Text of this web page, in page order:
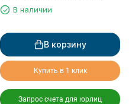
пластиком 75660
В наличии
В корзину
Купить в 1 клик
Запрос счета для юрлиц